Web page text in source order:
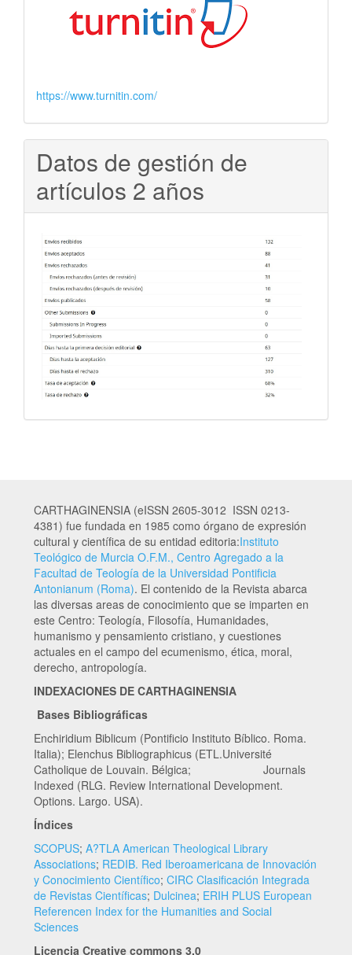
https://www.turnitin.com/
Datos de gestión de
artículos 2 años
CARTHAGINENSIA (eISSN 2605-3012 ISSN 0213-
4381) fue fundada en 1985 como órgano de expresión
cultural y científica de su entidad editoria:Instituto
Teológico de Murcia O.F.M., Centro Agregado a la
Facultad de Teología de la Universidad Pontificia
Antonianum (Roma). El contenido de la Revista abarca
las diversas areas de conocimiento que se imparten en
este Centro: Teología, Filosofía, Humanidades,
humanismo y pensamiento cristiano, y cuestiones
actuales en el campo del ecumenismo, ética, moral,
derecho, antropología.
INDEXACIONES DE CARTHAGINENSIA
Bases Bibliográficas
Enchiridium Biblicum (Pontificio Instituto Bíblico. Roma.
Italia); Elenchus Bibliographicus (ETL.Université
Catholique de Louvain. Bélgica; Journals
Indexed (RLG. Review International Development.
Options. Largo. USA).
Índices
SCOPUS; A?TLA American Theological Library
Associations; REDIB. Red Iberoamericana de Innovación
y Conocimiento Científico; CIRC Clasificación Integrada
de Revistas Científicas; Dulcinea; ERIH PLUS European
Referencen Index for the Humanities and Social
Sciences
Licencia Creative commons 3.0